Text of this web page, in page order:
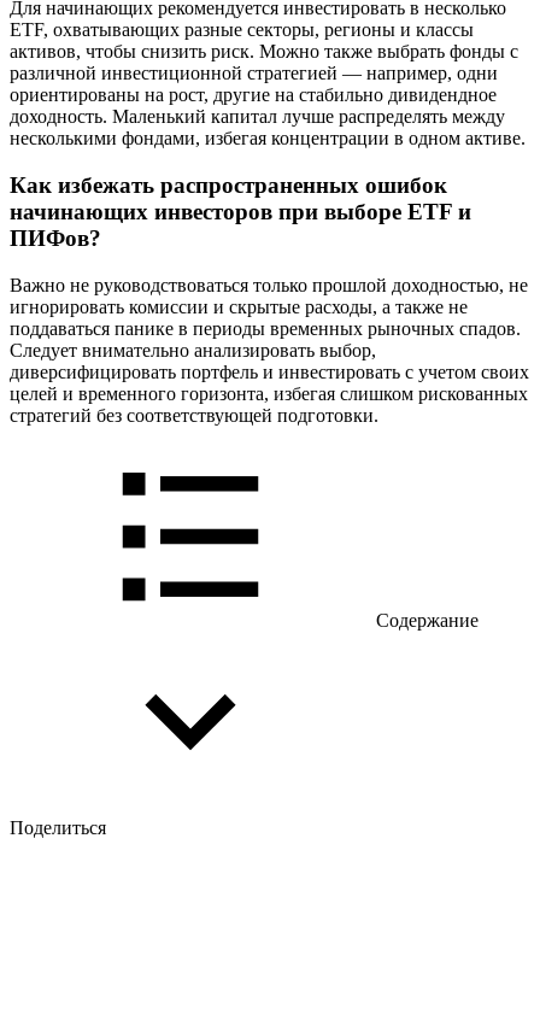
Для начинающих рекомендуется инвестировать в несколько
ETF, охватывающих разные секторы, регионы и классы
активов, чтобы снизить риск. Можно также выбрать фонды с
различной инвестиционной стратегией — например, одни
ориентированы на рост, другие на стабильно дивидендное
доходность. Маленький капитал лучше распределять между
несколькими фондами, избегая концентрации в одном активе.
Как избежать распространенных ошибок
начинающих инвесторов при выборе ETF и
ПИФов?
Важно не руководствоваться только прошлой доходностью, не
игнорировать комиссии и скрытые расходы, а также не
поддаваться панике в периоды временных рыночных спадов.
Следует внимательно анализировать выбор,
диверсифицировать портфель и инвестировать с учетом своих
целей и временного горизонта, избегая слишком рискованных
стратегий без соответствующей подготовки.
Содержание
Поделиться